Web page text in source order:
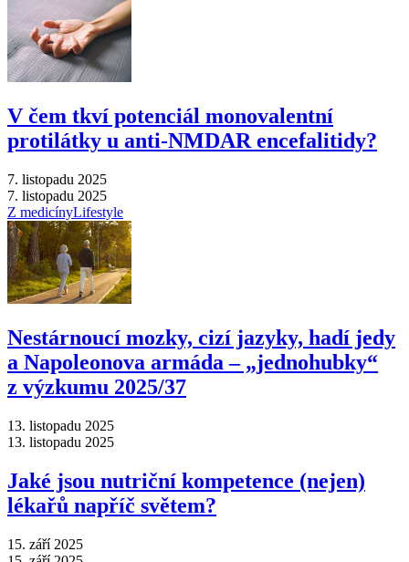
V čem tkví potenciál monovalentní
protilátky u anti-NMDAR encefalitidy?
7. listopadu 2025
7. listopadu 2025
Z medicínyLifestyle
Nestárnoucí mozky, cizí jazyky, hadí jedy
a Napoleonova armáda –⁠ „jednohubky“
z výzkumu 2025/37
13. listopadu 2025
13. listopadu 2025
Jaké jsou nutriční kompetence (nejen)
lékařů napříč světem?
15. září 2025